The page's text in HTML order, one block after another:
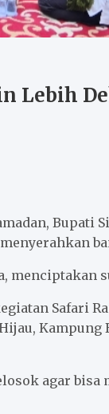
Lebih
menciptakan
Safari
Kampung
agar